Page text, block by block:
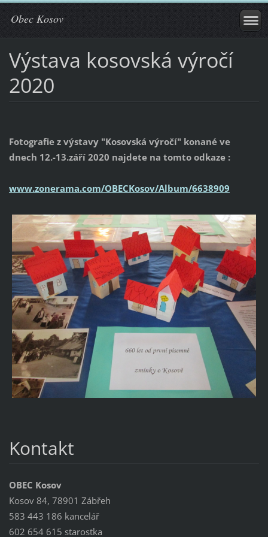
Obec Kosov
Výstava kosovská výročí
2020
Fotografie z výstavy "Kosovská výročí" konané ve
dnech 12.-13.září 2020 najdete na tomto odkaze :
www.zonerama.com/OBECKosov/Album/6638909
Kontakt
OBEC Kosov
Kosov 84, 78901 Zábřeh
583 443 186 kancelář
602 654 615 starostka